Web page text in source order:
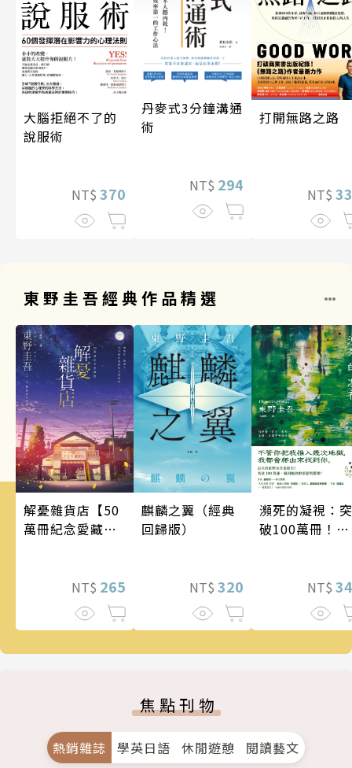
大腦拒絕不了的
說服術
NT$ 370
丹麥式3分鐘溝通
術
NT$ 294
打開無路之路
NT$
東野圭吾經典作品精選
解憂雜貨店【50
萬冊紀念愛藏
NT$ 265
麒麟之翼（經典
回歸版）
NT$ 320
瀕死的凝視：突
破100萬冊！這
的情慾與驚悚！
NT$
焦點刊物
熱銷雜誌 學英日語 休閒遊憩 閱讀藝文